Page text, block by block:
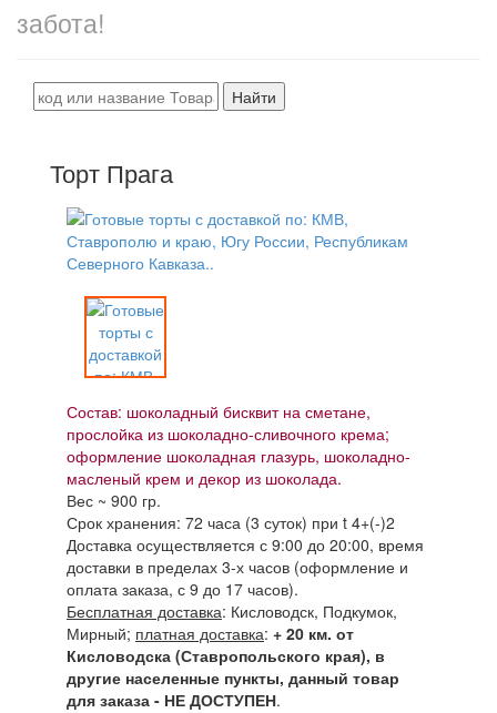
забота!
Найти
Торт Прага
Состав: шоколадный бисквит на сметане,
прослойка из шоколадно-сливочного крема;
оформление шоколадная глазурь, шоколадно-
масленый крем и декор из шоколада.
Вес ~ 900 гр.
Срок хранения: 72 часа (3 суток) при t 4+(-)2
Доставка осуществляется с 9:00 до 20:00, время
доставки в пределах 3-х часов (оформление и
оплата заказа, с 9 до 17 часов).
Бесплатная доставка: Кисловодск, Подкумок,
Мирный; платная доставка: + 20 км. от
Кисловодска (Ставропольского края), в
другие населенные пункты, данный товар
для заказа - НЕ ДОСТУПЕН.